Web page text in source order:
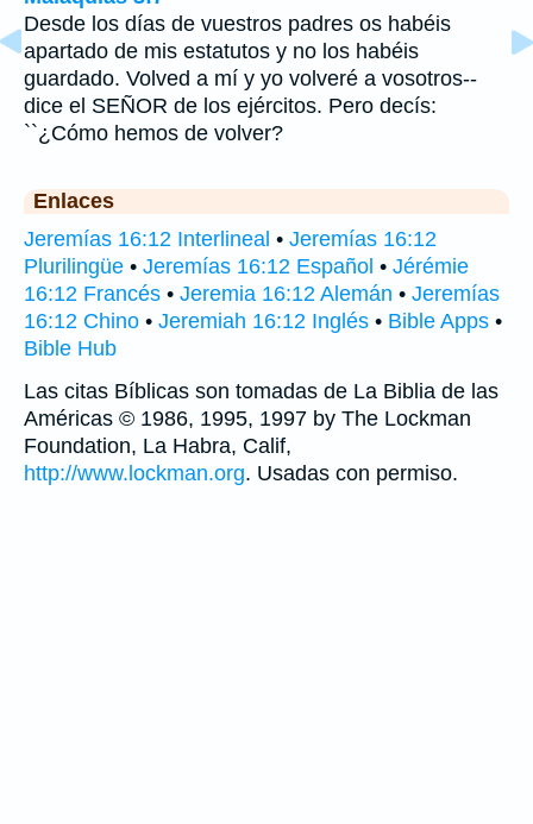
Desde los días de vuestros padres os habéis
apartado de mis estatutos y no los habéis
guardado. Volved a mí y yo volveré a vosotros--
dice el SEÑOR de los ejércitos. Pero decís:
``¿Cómo hemos de volver?
Enlaces
Jeremías 16:12 Interlineal • Jeremías 16:12
Plurilingüe • Jeremías 16:12 Español • Jérémie
16:12 Francés • Jeremia 16:12 Alemán • Jeremías
16:12 Chino • Jeremiah 16:12 Inglés • Bible Apps •
Bible Hub
Las citas Bíblicas son tomadas de La Biblia de las
Américas © 1986, 1995, 1997 by The Lockman
Foundation, La Habra, Calif,
http://www.lockman.org. Usadas con permiso.